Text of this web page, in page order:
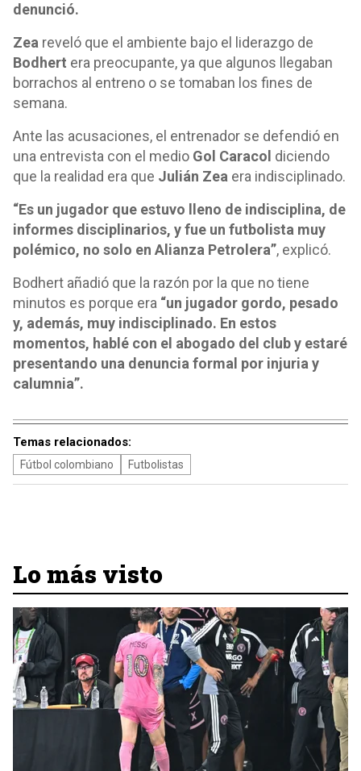
denunció.
Zea reveló que el ambiente bajo el liderazgo de
Bodhert era preocupante, ya que algunos llegaban
borrachos al entreno o se tomaban los fines de
semana.
Ante las acusaciones, el entrenador se defendió en
una entrevista con el medio Gol Caracol diciendo
que la realidad era que Julián Zea era indisciplinado.
“Es un jugador que estuvo lleno de indisciplina, de
informes disciplinarios, y fue un futbolista muy
polémico, no solo en Alianza Petrolera”, explicó.
Bodhert añadió que la razón por la que no tiene
minutos es porque era “un jugador gordo, pesado
y, además, muy indisciplinado. En estos
momentos, hablé con el abogado del club y estaré
presentando una denuncia formal por injuria y
calumnia”.
Temas relacionados:
Fútbol colombiano Futbolistas
Lo más visto